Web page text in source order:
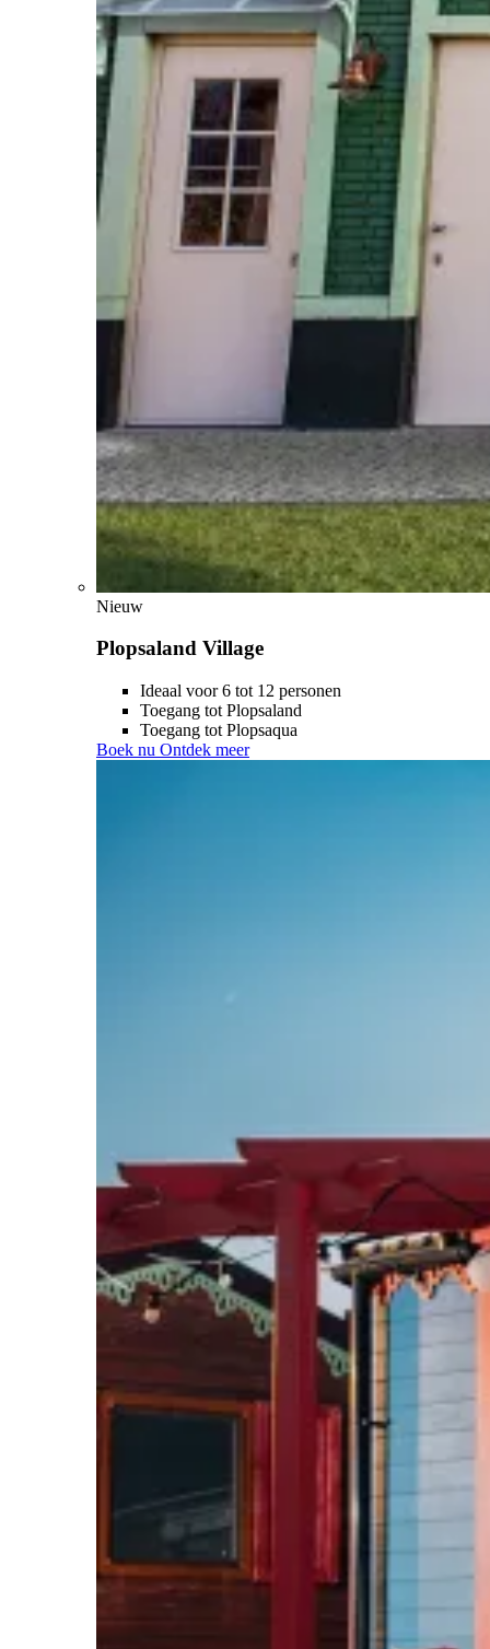
Nieuw
Plopsaland Village
Ideaal voor 6 tot 12 personen
Toegang tot Plopsaland
Toegang tot Plopsaqua
Boek nu Ontdek meer